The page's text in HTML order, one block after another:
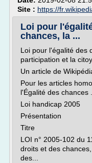
Site : https://
Loi pour
chances, la ...
Loi pour l'égalité des
participation et la
Un article de
Pour les articles
l'Égalité des chances .
Loi handicap 2005
Présentation
Titre
LOI n° 2005-102 du
droits et des
des...